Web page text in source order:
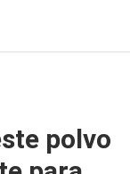
polvo